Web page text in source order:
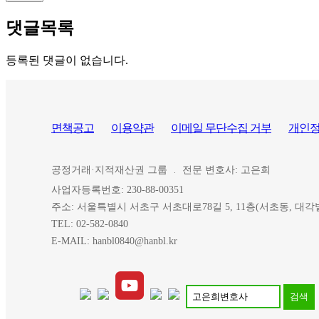
댓글목록
등록된 댓글이 없습니다.
면책공고 이용약관 이메일 무단수집 거부 개인
공정거래·지적재산권 그룹
전문 변호사: 고은희
사업자등록번호: 230-88-00351
주소: 서울특별시 서초구 서초대로78길 5, 11층(서초동, 대각
TEL: 02-582-0840
E-MAIL: hanbl0840@hanbl.kr
검색